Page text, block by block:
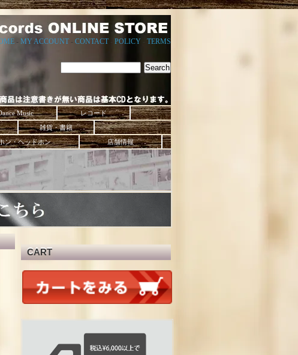
- MY ACCOUNT - CONTACT- POLICY TERMS
Music
レコード
雑貨・書籍
ン・ヘッドホン 店舗情報
CART